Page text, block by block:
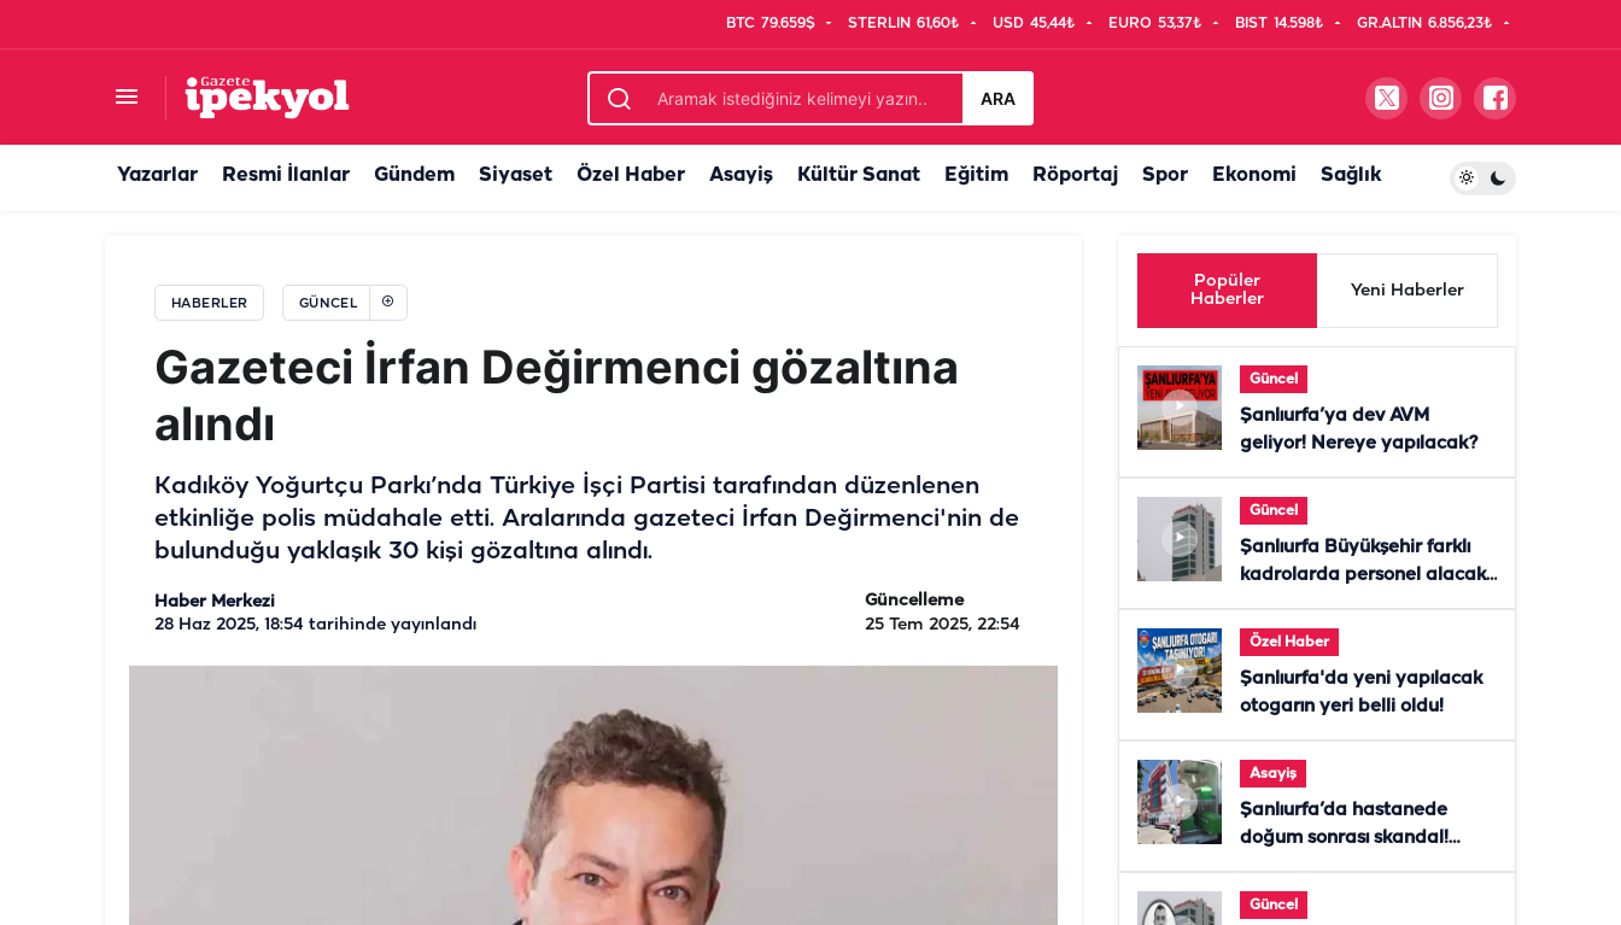
BTC 79.659$ STERLIN 61,60₺ USD 45,44₺ EURO 53,37₺ BIST 14.598₺ GR.ALTIN 6.856,23₺
ARA
Yazarlar Resmi İlanlar Gündem Siyaset Özel Haber Asayiş Kültür Sanat Eğitim Röportaj Spor Ekonomi Sağlık
HABERLER GÜNCEL
Gazeteci İrfan Değirmenci gözaltına
alındı
Kadıköy Yoğurtçu Parkı’nda Türkiye İşçi Partisi tarafından düzenlenen
etkinliğe polis müdahale etti. Aralarında gazeteci İrfan Değirmenci'nin de
bulunduğu yaklaşık 30 kişi gözaltına alındı.
Haber Merkezi
28 Haz 2025, 18:54 tarihinde yayınlandı
Güncelleme
25 Tem 2025, 22:54
Popüler
Haberler
Yeni Haberler
Güncel
Şanlıurfa’ya dev AVM
geliyor! Nereye yapılacak?
Güncel
Şanlıurfa Büyükşehir farklı
kadrolarda personel alacak!
Özel Haber
Şanlıurfa'da yeni yapılacak
otogarın yeri belli oldu!
Asayiş
Şanlıurfa’da hastanede
doğum sonrası skandal!
Güncel